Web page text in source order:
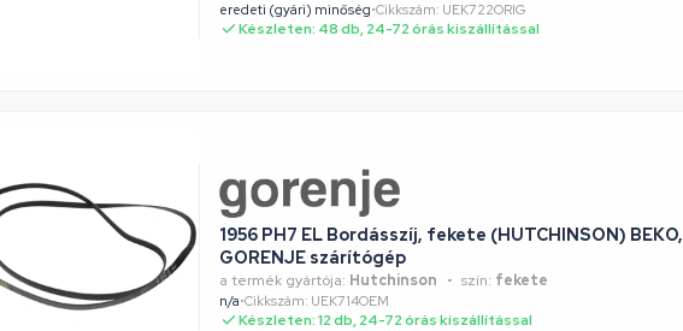
eredeti (gyári) minőség•Cikkszám: UEK722ORIG
Készleten: 48 db, 24-72 órás kiszállítással
1956 PH7 EL Bordásszíj, fekete (HUTCHINSON) BEKO,
GORENJE szárítógép
a termék gyártója: Hutchinson szín: fekete
n/a•Cikkszám: UEK714OEM
Készleten: 12 db, 24-72 órás kiszállítással